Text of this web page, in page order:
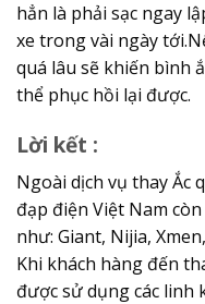
hẳn là phải sạc ngay
xe trong vài ngày
quá lâu sẽ khiến bình
thể phục hồi lại được.
Lời kết :
Ngoài dịch vụ thay Ắc
đạp điện Việt Nam
như: Giant, Nijia,
Khi khách hàng đến
được sử dụng các linh